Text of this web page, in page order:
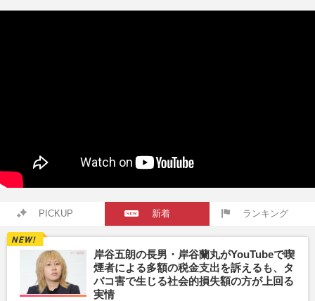
PICKUP 新着 ランキング
岸谷五朗の長男・岸谷蘭丸がYouTubeで喫
煙者による多額の税金支出を訴えるも、タ
バコ害で生じる社会的損失額の方が上回る
実情